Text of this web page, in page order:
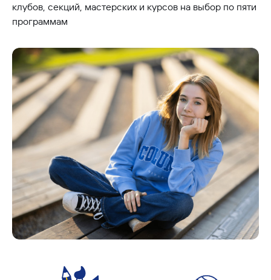
клубов, секций, мастерских и курсов на выбор по пяти
программам